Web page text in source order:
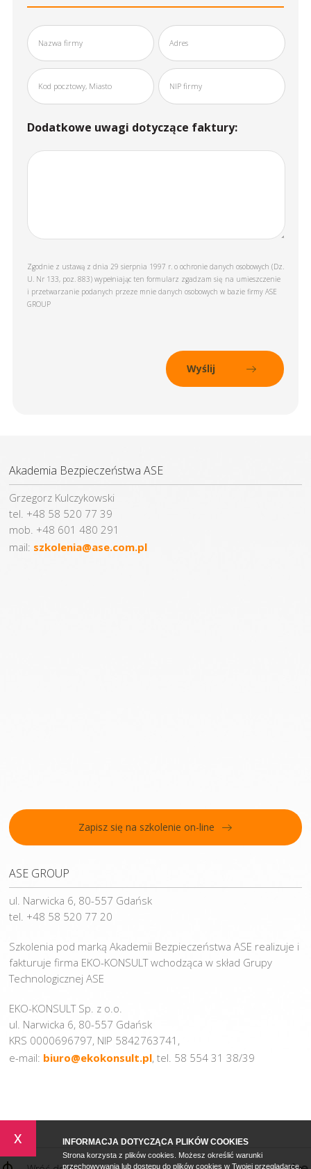
Dodatkowe uwagi dotyczące faktury:
Zgodnie z ustawą z dnia 29 sierpnia 1997 r. o ochronie danych osobowych (Dz.
U. Nr 133, poz. 883) wypełniając ten formularz zgadzam się na umieszczenie
i przetwarzanie podanych przeze mnie danych osobowych w bazie firmy ASE
GROUP
Akademia Bezpieczeństwa ASE
Grzegorz Kulczykowski
tel. +48 58 520 77 39
mob. +48 601 480 291
mail: szkolenia@ase.com.pl
Zapisz się na szkolenie on-line
ASE GROUP
ul. Narwicka 6, 80-557 Gdańsk
tel. +48 58 520 77 20
Szkolenia pod marką Akademii Bezpieczeństwa ASE realizuje i
fakturuje firma EKO-KONSULT wchodząca w skład Grupy
Technologicznej ASE
EKO-KONSULT Sp. z o.o.
ul. Narwicka 6, 80-557 Gdańsk
KRS 0000696797, NIP 5842763741,
e-mail: biuro@ekokonsult.pl, tel. 58 554 31 38/39
x INFORMACJA DOTYCZĄCA PLIKÓW COOKIES
Strona korzysta z plików cookies. Możesz określić warunki
przechowywania lub dostępu do plików cookies w Twojej przeglądarce.